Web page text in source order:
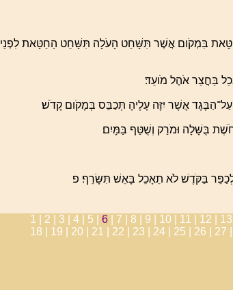
בִּמְקֹום אֲשֶׁר תִּשָּׁחֵט הָעֹלָה תִּשָּׁחֵט הַחַטָּאת לִפְנֵי
בַּחֲצַר אֹהֶל מֹועֵד׃
אֲשֶׁר יִזֶּה עָלֶיהָ תְּכַבֵּס בְּמָקֹום קָדֹשׁ׃
בֻּשָּׁלָה וּמֹרַק וְשֻׁטַּף בַּמָּיִם׃
בַּקֹּדֶשׁ לֹא תֵאָכֵל בָּאֵשׁ תִּשָּׂרֵף׃ פ
1 | 2 | 3 | 4 | 5 | 6 7 | 8 | 9 | 10 | 11 | 12 | 13
18 | 19 | 20 | 21 | 22 | 23 | 24 | 25 | 26 | 27 |